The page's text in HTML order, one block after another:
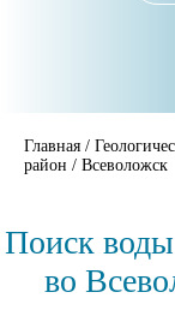
Главная /
район / Всеволожск
Поиск
во